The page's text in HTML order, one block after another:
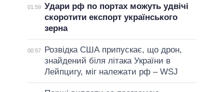
01:59 Удари рф по портах можуть удвічі
скоротити експорт українського
зерна
00:57
Розвідка США припускає, що дрон,
знайдений біля літака України в
Лейпцигу, міг належати рф – WSJ